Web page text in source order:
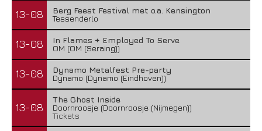
13-08
Berg Feest Festival met o.a. Kensington
Tessenderlo
13-08
In Flames + Employed To Serve
OM (OM (Seraing))
13-08
Dynamo Metalfest Pre-party
Dynamo (Dynamo (Eindhoven))
13-08
The Ghost Inside
Doornroosje (Doornroosje (Nijmegen))
Tickets